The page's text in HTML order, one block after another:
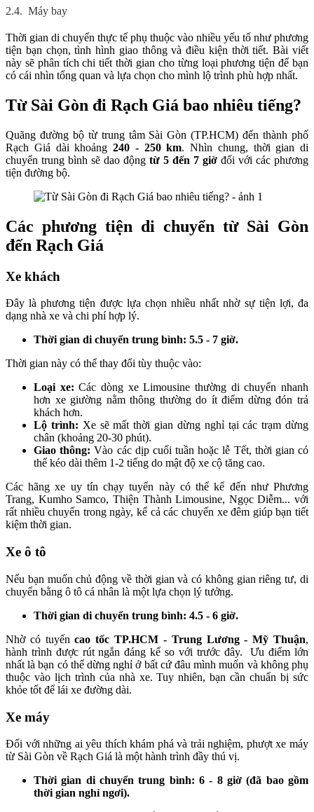
2.4. Máy bay
Thời gian di chuyển thực tế phụ thuộc vào nhiều yếu tố như phương
tiện bạn chọn, tình hình giao thông và điều kiện thời tiết. Bài viết
này sẽ phân tích chi tiết thời gian cho từng loại phương tiện để bạn
có cái nhìn tổng quan và lựa chọn cho mình lộ trình phù hợp nhất.
Từ Sài Gòn đi Rạch Giá bao nhiêu tiếng?
Quãng đường bộ từ trung tâm Sài Gòn (TP.HCM) đến thành phố
Rạch Giá dài khoảng 240 - 250 km. Nhìn chung, thời gian di
chuyển trung bình sẽ dao động từ 5 đến 7 giờ đối với các phương
tiện đường bộ.
Các phương tiện di chuyển từ Sài Gòn
đến Rạch Giá
Xe khách
Đây là phương tiện được lựa chọn nhiều nhất nhờ sự tiện lợi, đa
dạng nhà xe và chi phí hợp lý.
Thời gian di chuyển trung bình: 5.5 - 7 giờ.
Thời gian này có thể thay đổi tùy thuộc vào:
Loại xe: Các dòng xe Limousine thường di chuyển nhanh
hơn xe giường nằm thông thường do ít điểm dừng đón trả
khách hơn.
Lộ trình: Xe sẽ mất thời gian dừng nghỉ tại các trạm dừng
chân (khoảng 20-30 phút).
Giao thông: Vào các dịp cuối tuần hoặc lễ Tết, thời gian có
thể kéo dài thêm 1-2 tiếng do mật độ xe cộ tăng cao.
Các hãng xe uy tín chạy tuyến này có thể kể đến như Phương
Trang, Kumho Samco, Thiện Thành Limousine, Ngọc Diễm... với
rất nhiều chuyến trong ngày, kể cả các chuyến xe đêm giúp bạn tiết
kiệm thời gian.
Xe ô tô
Nếu bạn muốn chủ động về thời gian và có không gian riêng tư, di
chuyển bằng ô tô cá nhân là một lựa chọn lý tưởng.
Thời gian di chuyển trung bình: 4.5 - 6 giờ.
Nhờ có tuyếncao tốc TP.HCM - Trung Lương - Mỹ Thuận,
hành trình được rút ngắn đáng kể so với trước đây. Ưu điểm lớn
nhất là bạn có thể dừng nghỉ ở bất cứ đâu mình muốn và không phụ
thuộc vào lịch trình của nhà xe. Tuy nhiên, bạn cần chuẩn bị sức
khỏe tốt để lái xe đường dài.
Xe máy
Đối với những ai yêu thích khám phá và trải nghiệm, phượt xe máy
từ Sài Gòn về Rạch Giá là một hành trình đầy thú vị.
Thời gian di chuyển trung bình: 6 - 8 giờ (đã bao gồm
thời gian nghỉ ngơi).